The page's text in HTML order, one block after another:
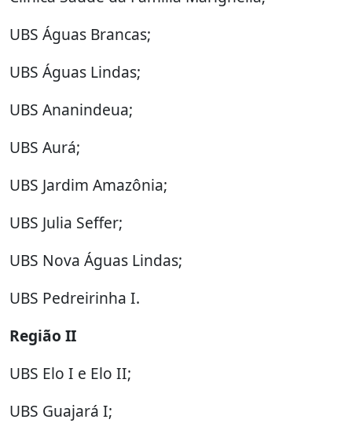
UBS Águas Brancas;
UBS Águas Lindas;
UBS Ananindeua;
UBS Aurá;
UBS Jardim Amazônia;
UBS Julia Seffer;
UBS Nova Águas Lindas;
UBS Pedreirinha I.
Região II
UBS Elo I e Elo II;
UBS Guajará I;